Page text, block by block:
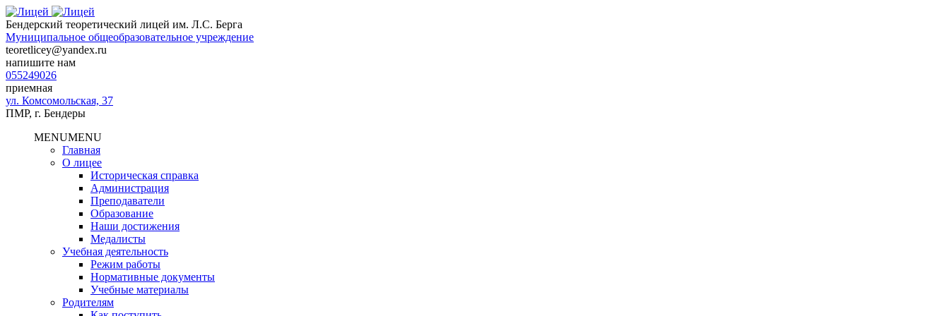
Бендерский теоретический лицей им. Л.С. Берга
Муниципальное общеобразовательное учреждение
teoretlicey@yandex.ru
напишите нам
055249026
приемная
ул. Комсомольская, 37
ПМР, г. Бендеры
MENUMENU
Главная
О лицее
Историческая справка
Администрация
Преподаватели
Образование
Наши достижения
Медалисты
Учебная деятельность
Режим работы
Нормативные документы
Учебные материалы
Родителям